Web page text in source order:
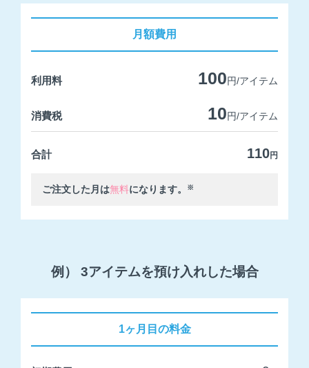
月額費用
利用料 100円/アイテム
消費税 10円/アイテム
合計 110円
ご注文した月は無料になります。 ※
例） 3アイテムを預け入れした場合
1ヶ月目の料金